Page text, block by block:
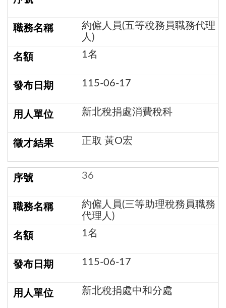
約僱人員(五等稅務員職務代理
人)
1名
115-06-17
新北稅捐處消費稅科
正取 黃O宏
36
約僱人員(三等助理稅務員職務
代理人)
1名
115-06-17
新北稅捐處中和分處